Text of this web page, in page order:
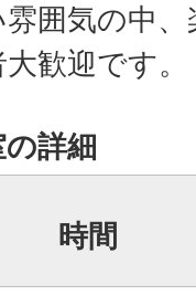
囲気の中
歓迎です。
詳細
時間